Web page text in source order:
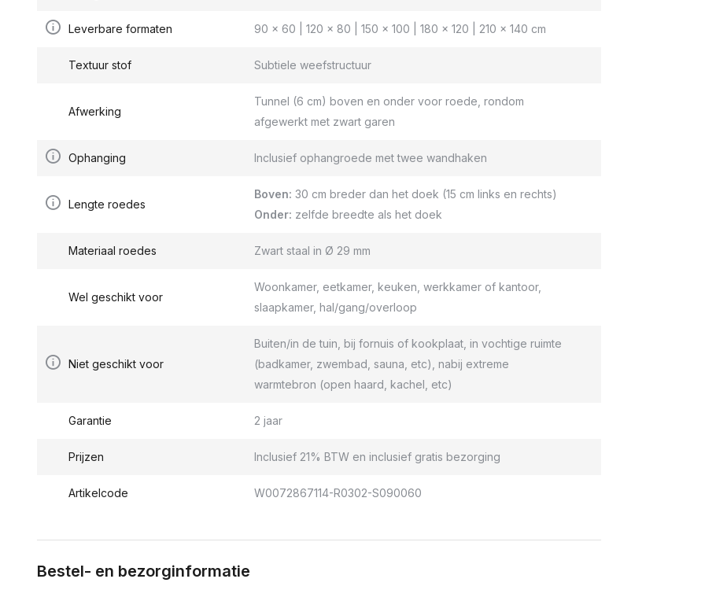
Leverbare formaten 90 x 60 | 120 x 80 | 150 x 100 | 180 x 120 | 210 x 140 cm
Textuur stof Subtiele weefstructuur
Afwerking
Tunnel (6 cm) boven en onder voor roede, rondom
afgewerkt met zwart garen
Ophanging Inclusief ophangroede met twee wandhaken
Lengte roedes
Boven: 30 cm breder dan het doek (15 cm links en rechts)
Onder: zelfde breedte als het doek
Materiaal roedes Zwart staal in Ø 29 mm
Wel geschikt voor
Woonkamer, eetkamer, keuken, werkkamer of kantoor,
slaapkamer, hal/gang/overloop
Niet geschikt voor
Buiten/in de tuin, bij fornuis of kookplaat, in vochtige ruimte
(badkamer, zwembad, sauna, etc), nabij extreme
warmtebron (open haard, kachel, etc)
Garantie 2 jaar
Prijzen Inclusief 21% BTW en inclusief gratis bezorging
Artikelcode W0072867114-R0302-S090060
Bestel- en bezorginformatie